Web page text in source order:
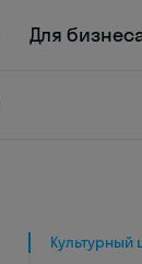
Для
Культурный